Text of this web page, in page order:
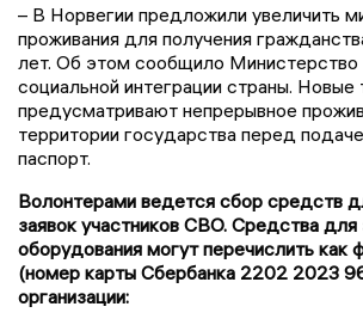
– В Норвегии предложили увеличить
проживания для получения
лет. Об этом сообщило Министерство
социальной интеграции страны. Новые
предусматривают непрерывное
территории государства перед
паспорт.
Волонтерами ведется сбор средств
заявок участников СВО. Средства для
оборудования могут перечислить как
(номер карты Сбербанка 2202 2023
организации: